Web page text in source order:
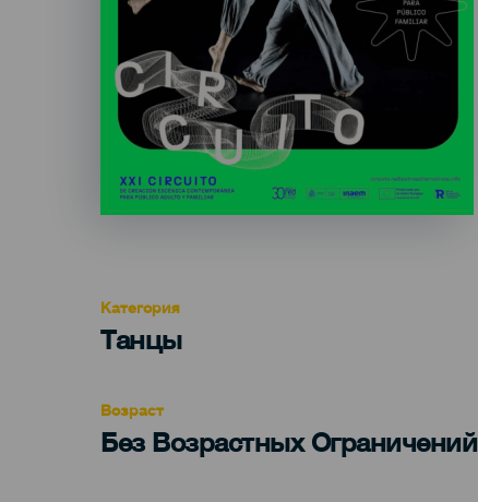
Категория
Categoría
Танцы
Возраст
Edad
Recomendada
Без Возрастных Ограничений